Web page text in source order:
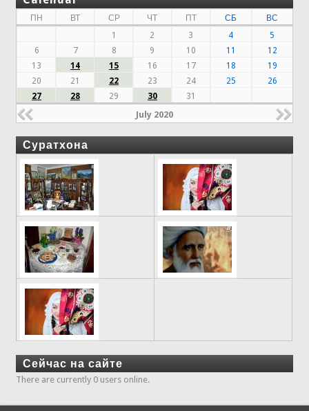
ПН ВТ СР ЧТ ПТ СБ
ВС
1
2 3 4
5
6
7 8 9 10 11
12
13
14 15 16 17 18
19
20
21 22 23 24 25
26
27
28 29 30 31
July 2020
Суратхона
Сейчас на сайте
There are currently 0 users online.